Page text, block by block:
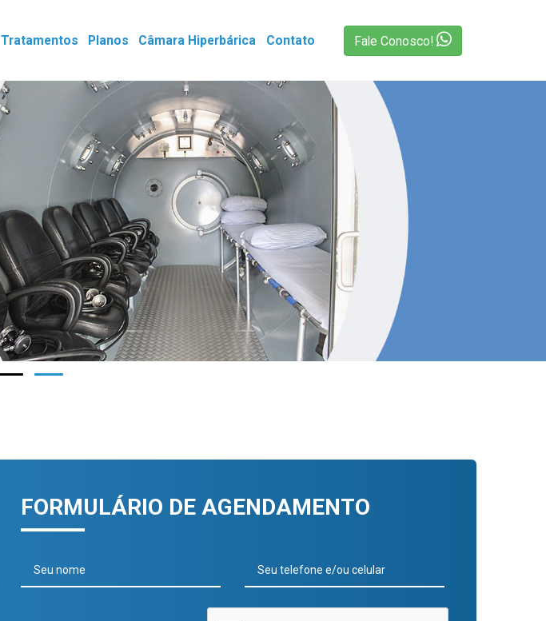
Tratamentos Planos Câmara Hiperbárica Contato Fale Conosco!
FORMULÁRIO DE AGENDAMENTO